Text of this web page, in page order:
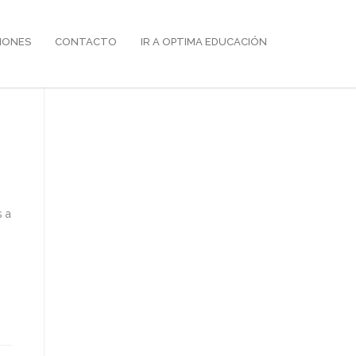
CONTACTO IR A OPTIMA EDUCACIÓN
a